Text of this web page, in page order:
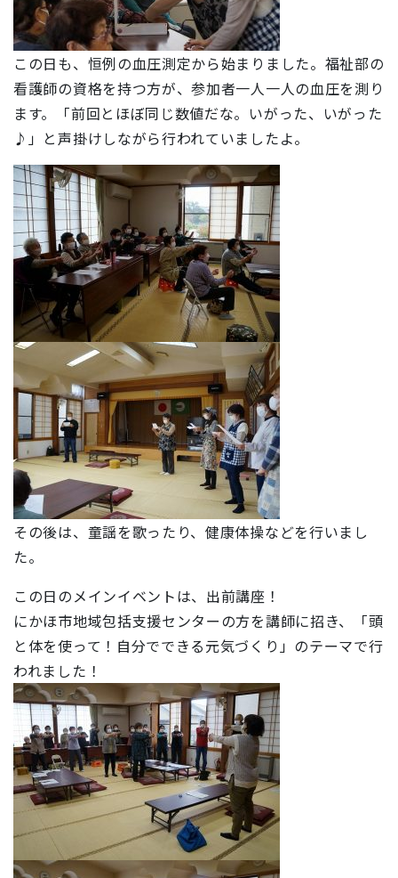
この日も、恒例の血圧測定から始まりました。福祉部の
看護師の資格を持つ方が、参加者一人一人の血圧を測り
ます。「前回とほぼ同じ数値だな。いがった、いがった
♪」と声掛けしながら行われていましたよ。
その後は、童謡を歌ったり、健康体操などを行いまし
た。
この日のメインイベントは、出前講座！
にかほ市地域包括支援センターの方を講師に招き、「頭
と体を使って！自分でできる元気づくり」のテーマで行
われました！